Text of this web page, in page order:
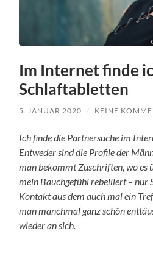
Im Internet finde
Schlaftabletten
5. JANUAR 2020 / KEINE
Ich finde die Partnersuche im
Entweder sind die Profile der
man bekommt Zuschriften, wo es
mein Bauchgefühl rebelliert – nur
Kontakt aus dem auch mal ein
man manchmal ganz schön
wieder an sich.